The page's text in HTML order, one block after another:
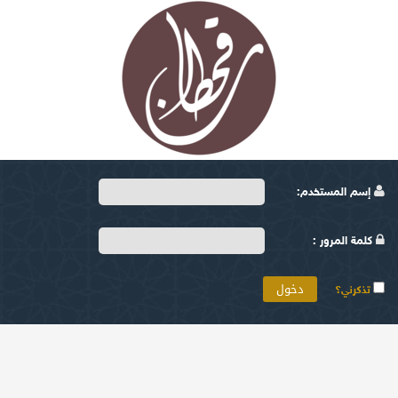
إسم المستخدم:
كلمة المرور :
تذكرني؟